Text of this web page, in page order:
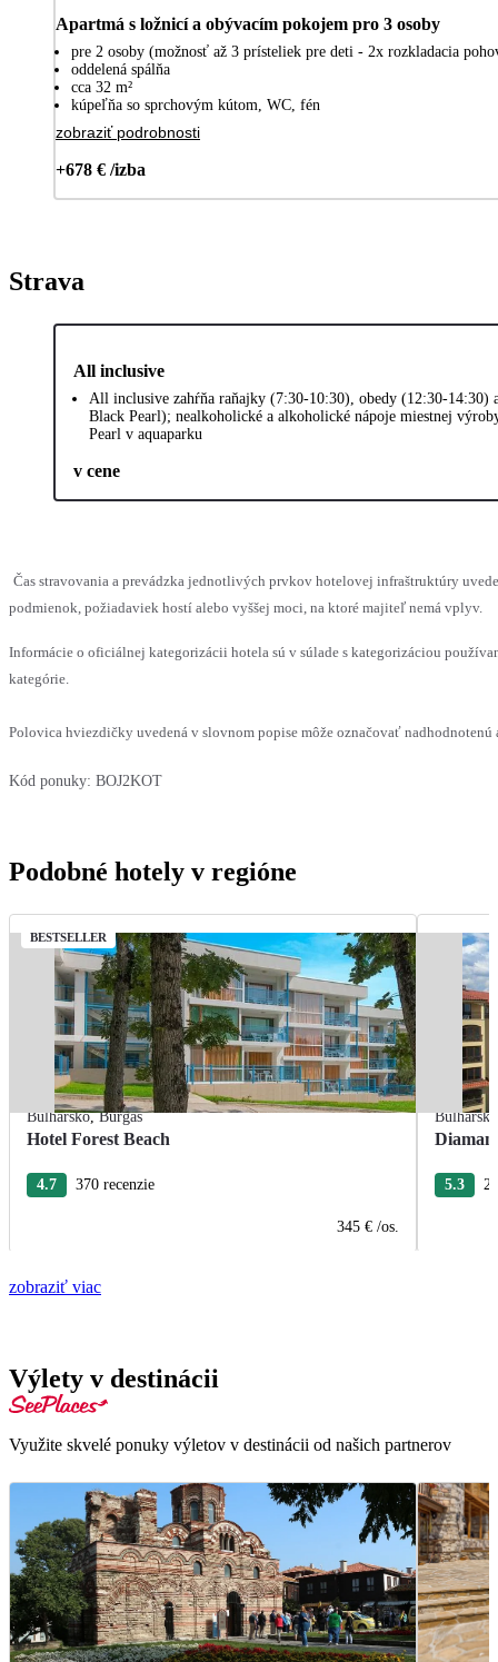
Apartmá s ložnicí a obývacím pokojem pro 3 osoby
pre 2 osoby (možnosť až 3 prísteliek pre deti - 2x rozkladacia
oddelená spálňa
cca 32 m²
kúpeľňa so sprchovým kútom, WC, fén
zobraziť podrobnosti
+678 € /izba
Strava
All inclusive
All inclusive zahŕňa raňajky (7:30-10:30), obedy (12:30-14:30)
Black Pearl); nealkoholické a alkoholické nápoje miestnej
Pearl v aquaparku
v cene
Čas stravovania a prevádzka jednotlivých prvkov hotelovej infraštruktúry
podmienok, požiadaviek hostí alebo vyššej moci, na ktoré majiteľ nemá vplyv.
Informácie o oficiálnej kategorizácii hotela sú v súlade s kategorizáciou
kategórie.
Polovica hviezdičky uvedená v slovnom popise môže označovať
Kód ponuky: BOJ2KOT
Podobné hotely v regióne
BESTSELLER
Bulharsko,Burgas
Hotel Forest Beach
4.7 370 recenzie
345 € /os.
Bulharsko
5.3
zobraziť viac
Výlety v destinácii
Využite skvelé ponuky výletov v destinácii od našich partnerov